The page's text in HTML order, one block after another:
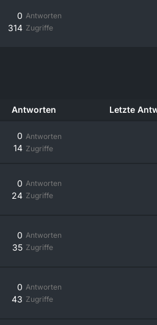
Antworten
0
Zugriffe
314
Antworten Letzte
Antworten
0
Zugriffe
14
Antworten
0
Zugriffe
24
Antworten
0
Zugriffe
35
Antworten
0
Zugriffe
43